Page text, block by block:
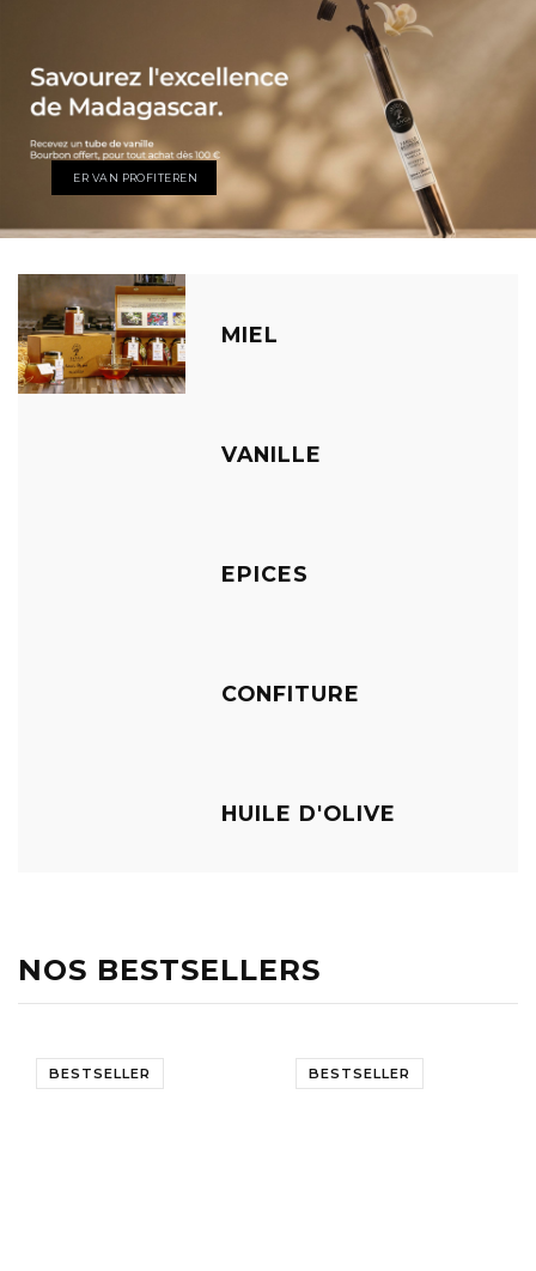
ER VAN PROFITEREN
MIEL
VANILLE
EPICES
CONFITURE
HUILE D'OLIVE
NOS BESTSELLERS
BESTSELLER BESTSELLER